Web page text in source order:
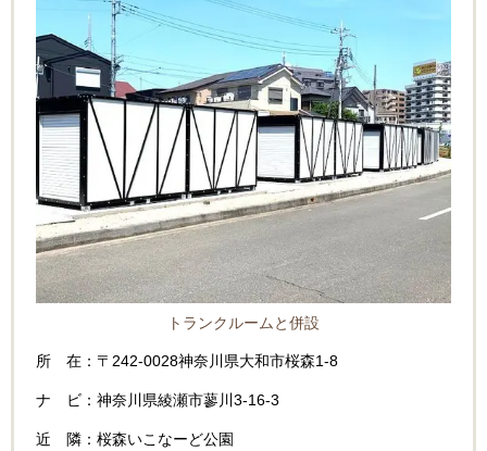
トランクルームと併設
所 在：〒242-0028神奈川県大和市桜森1-8
ナ ビ：神奈川県綾瀬市蓼川3-16-3
近 隣：桜森いこなーど公園